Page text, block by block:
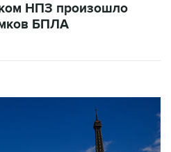
НПЗ произошло
БПЛА